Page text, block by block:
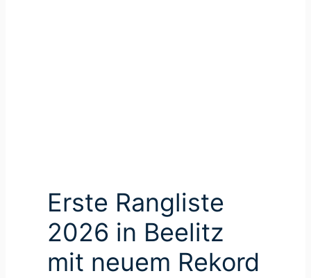
Erste Rangliste
2026 in Beelitz
mit neuem Rekord